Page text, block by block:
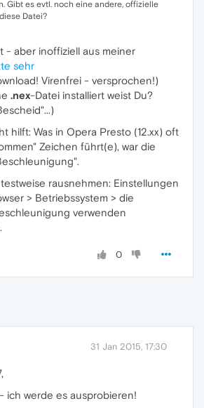
Gibt es evtl. noch eine andere, offizielle
Datei?
- aber inoffiziell aus meiner
sehr
Virenfrei - versprochen!)
.nex-Datei installiert weist Du?
hilft: Was in Opera Presto (12.xx) oft
Zeichen führt(e), war die
testweise rausnehmen: Einstellungen
> Betriebssystem > die
verwenden
0
31 Jan 2015, 17:30
ich werde es ausprobieren!